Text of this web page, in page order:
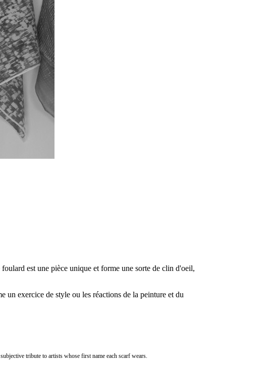
est une pièce unique et forme une sorte de clin d'oeil,
un exercice de style ou les réactions de la peinture et du
tribute to artists whose first name each scarf wears.